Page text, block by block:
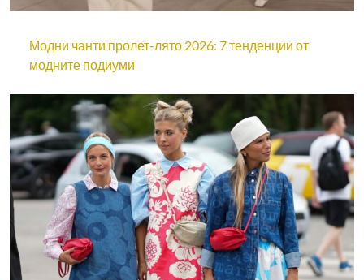
Модни чанти пролет-лято 2026: 7 тенденции от
модните подиуми